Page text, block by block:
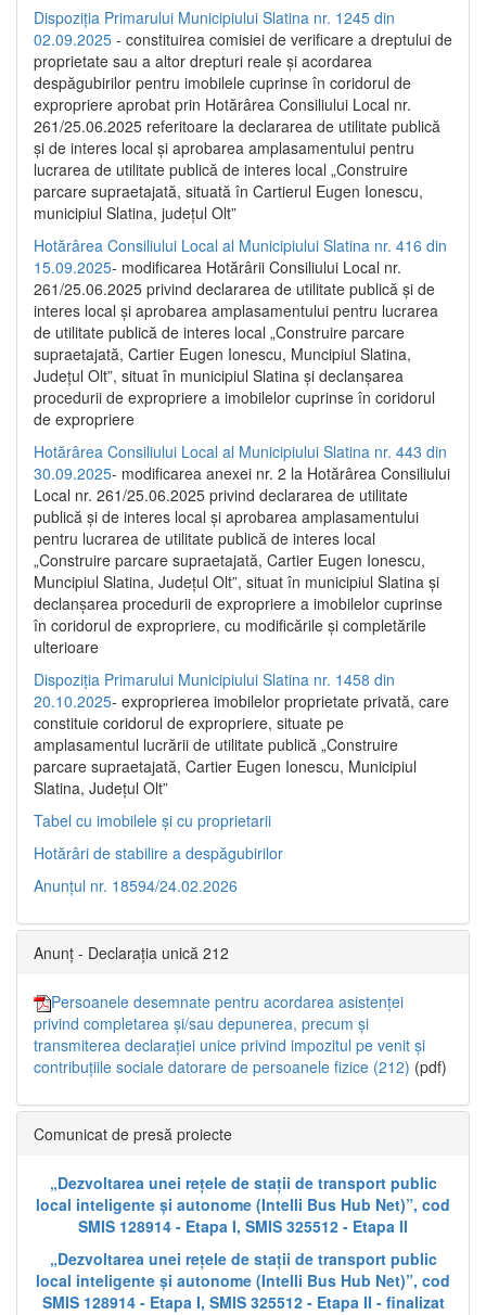
Dispoziția Primarului Municipiului Slatina nr. 1245 din
02.09.2025 - constituirea comisiei de verificare a dreptului de
proprietate sau a altor drepturi reale și acordarea
despăgubirilor pentru imobilele cuprinse în coridorul de
expropriere aprobat prin Hotărârea Consiliului Local nr.
261/25.06.2025 referitoare la declararea de utilitate publică
și de interes local și aprobarea amplasamentului pentru
lucrarea de utilitate publică de interes local „Construire
parcare supraetajată, situată în Cartierul Eugen Ionescu,
municipiul Slatina, județul Olt”
Hotărârea Consiliului Local al Municipiului Slatina nr. 416 din
15.09.2025- modificarea Hotărârii Consiliului Local nr.
261/25.06.2025 privind declararea de utilitate publică și de
interes local și aprobarea amplasamentului pentru lucrarea
de utilitate publică de interes local „Construire parcare
supraetajată, Cartier Eugen Ionescu, Muncipiul Slatina,
Județul Olt”, situat în municipiul Slatina și declanșarea
procedurii de expropriere a imobilelor cuprinse în coridorul
de expropriere
Hotărârea Consiliului Local al Municipiului Slatina nr. 443 din
30.09.2025- modificarea anexei nr. 2 la Hotărârea Consiliului
Local nr. 261/25.06.2025 privind declararea de utilitate
publică şi de interes local şi aprobarea amplasamentului
pentru lucrarea de utilitate publică de interes local
„Construire parcare supraetajată, Cartier Eugen Ionescu,
Muncipiul Slatina, Judeţul Olt”, situat în municipiul Slatina şi
declanşarea procedurii de expropriere a imobilelor cuprinse
în coridorul de expropriere, cu modificările şi completările
ulterioare
Dispoziția Primarului Municipiului Slatina nr. 1458 din
20.10.2025- exproprierea imobilelor proprietate privată, care
constituie coridorul de expropriere, situate pe
amplasamentul lucrării de utilitate publică „Construire
parcare supraetajată, Cartier Eugen Ionescu, Municipiul
Slatina, Județul Olt”
Tabel cu imobilele și cu proprietarii
Hotărâri de stabilire a despăgubirilor
Anunțul nr. 18594/24.02.2026
Anunț - Declarația unică 212
Persoanele desemnate pentru acordarea asistenței
privind completarea și/sau depunerea, precum și
transmiterea declarației unice privind impozitul pe venit și
contribuțiile sociale datorare de persoanele fizice (212) (pdf)
Comunicat de presă proiecte
„Dezvoltarea unei rețele de stații de transport public
local inteligente și autonome (Intelli Bus Hub Net)”, cod
SMIS 128914 - Etapa I, SMIS 325512 - Etapa II
„Dezvoltarea unei rețele de stații de transport public
local inteligente și autonome (Intelli Bus Hub Net)”, cod
SMIS 128914 - Etapa I, SMIS 325512 - Etapa II - finalizat